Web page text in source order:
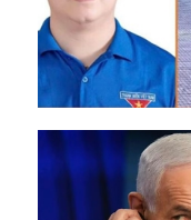
Chiến tranh
Chi hội phụ nữ
Chính trị Nga
Chợ Vòm
Cấm bay
Cao tốc